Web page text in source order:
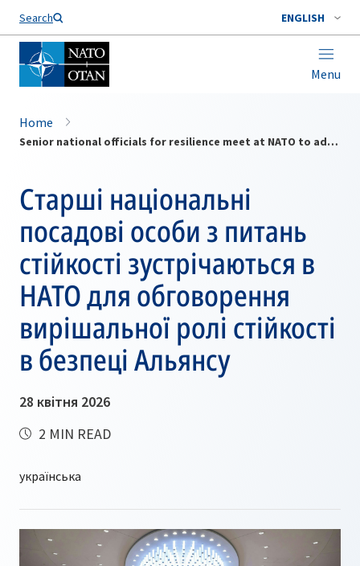
Search ENGLISH
Menu
Home
Senior national officials for resilience meet at NATO to address the crucial role of resilience in Allied security
Старші національні
посадові особи з питань
стійкості зустрічаються в
НАТО для обговорення
вирішальної ролі стійкості
в безпеці Альянсу
28 квітня 2026
2 MIN READ